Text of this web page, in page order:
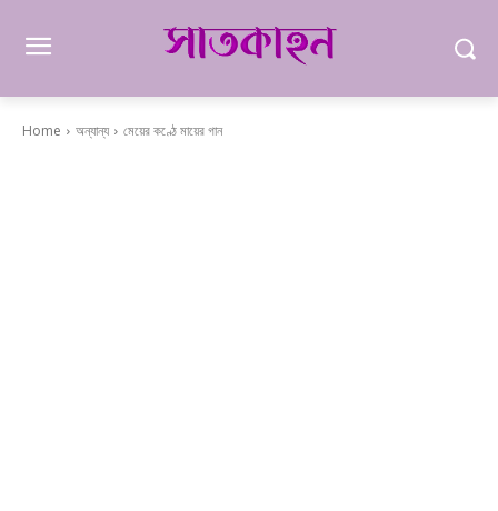
Home অন্যান্য মেয়ের কণ্ঠে মায়ের গান